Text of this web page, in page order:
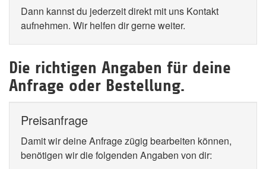
Dann kannst du jederzeit direkt mit uns Kontakt
aufnehmen. Wir helfen dir gerne weiter.
Die richtigen Angaben für deine
Anfrage oder Bestellung.
Preisanfrage
Damit wir deine Anfrage zügig bearbeiten können,
benötigen wir die folgenden Angaben von dir: